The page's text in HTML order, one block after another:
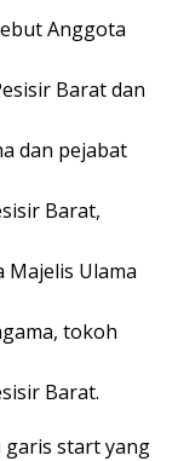
Anggota
Barat dan
dan pejabat
Barat,
Majelis Ulama
tokoh
Barat.
garis start yang